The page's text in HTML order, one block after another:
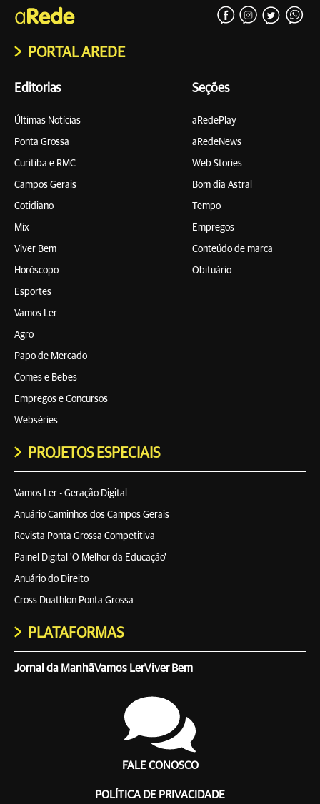
PORTAL AREDE
Editorias
Últimas Notícias
Ponta Grossa
Curitiba e RMC
Campos Gerais
Cotidiano
Mix
Viver Bem
Horóscopo
Esportes
Vamos Ler
Agro
Papo de Mercado
Comes e Bebes
Empregos e Concursos
Webséries
Seções
aRedePlay
aRedeNews
Web Stories
Bom dia Astral
Tempo
Empregos
Conteúdo de marca
Obituário
PROJETOS ESPECIAIS
Vamos Ler - Geração Digital
Anuário Caminhos dos Campos Gerais
Revista Ponta Grossa Competitiva
Painel Digital 'O Melhor da Educação'
Anuário do Direito
Cross Duathlon Ponta Grossa
PLATAFORMAS
Jornal da ManhãVamos LerViver Bem
FALE CONOSCO
POLÍTICA DE PRIVACIDADE